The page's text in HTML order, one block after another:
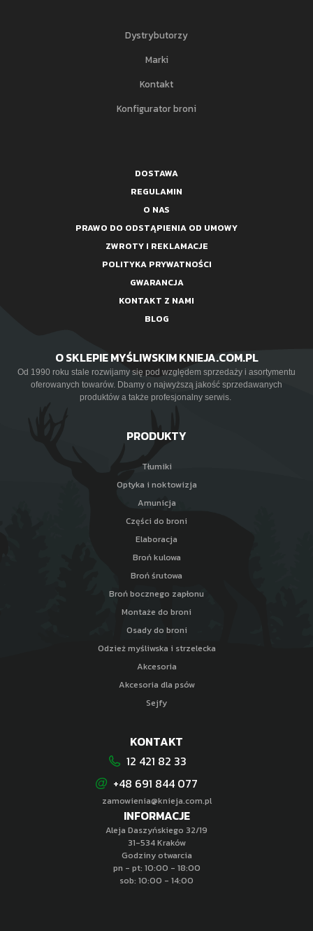
Dystrybutorzy
Marki
Kontakt
Konfigurator broni
DOSTAWA
REGULAMIN
O NAS
PRAWO DO ODSTĄPIENIA OD UMOWY
ZWROTY I REKLAMACJE
POLITYKA PRYWATNOŚCI
GWARANCJA
KONTAKT Z NAMI
BLOG
O SKLEPIE MYŚLIWSKIM KNIEJA.COM.PL
Od 1990 roku stale rozwijamy się pod względem sprzedaży i asortymentu
oferowanych towarów. Dbamy o najwyższą jakość sprzedawanych
produktów a także profesjonalny serwis.
PRODUKTY
Tłumiki
Optyka i noktowizja
Amunicja
Części do broni
Elaboracja
Broń kulowa
Broń śrutowa
Broń bocznego zapłonu
Montaże do broni
Osady do broni
Odzież myśliwska i strzelecka
Akcesoria
Akcesoria dla psów
Sejfy
INFORMACJE
Aleja Daszyńskiego 32/19
31-534 Kraków
Godziny otwarcia
pn - pt: 10:00 - 18:00
sob: 10:00 - 14:00
KONTAKT
12 421 82 33
+48 691 844 077
zamowienia@knieja.com.pl